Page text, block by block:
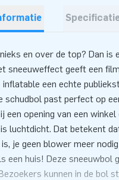
en over de top? Dan is
sneeuweffect geeft een
inflatable een echte
schudbol past perfect op
een opening van een winkel
luchtdicht. Dat betekent
je geen blower meer
een huis! Deze sneeuwbol
kunnen in de bol